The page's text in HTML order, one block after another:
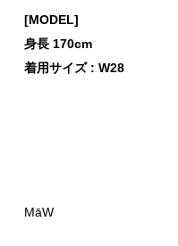
[MODEL]
身長 170cm
着用サイズ : W28
MāW